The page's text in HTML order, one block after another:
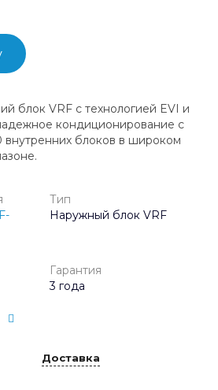
блок VRF с технологией EVI и
кондиционирование с
блоков в широком
Тип
Наружный блок VRF
Гарантия
3 года
Доставка